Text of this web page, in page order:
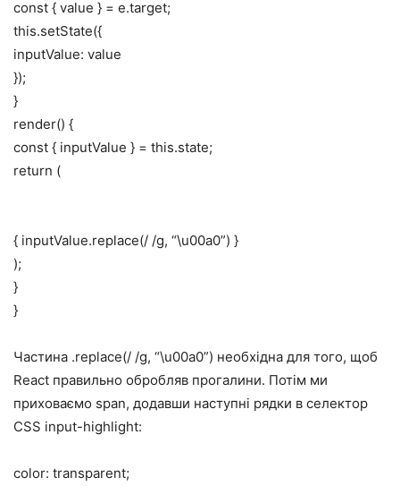
const { value } = e.target;
this.setState({
inputValue: value
});
}
render() {
const { inputValue } = this.state;
return (
{ inputValue.replace(/ /g, “\u00a0”) }
);
}
}
Частина .replace(/ /g, “\u00a0”) необхідна для того, щоб
React правильно обробляв прогалини. Потім ми
приховаємо span, додавши наступні рядки в селектор
CSS input-highlight:
color: transparent;